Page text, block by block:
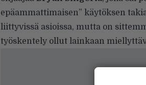
epäammattimaisen” käytöksen
liittyvissä asioissa, mutta on
työskentely ollut lainkaan